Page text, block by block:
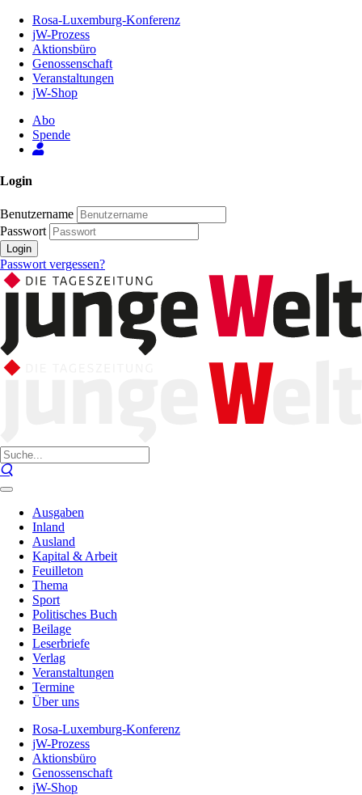
Inhalt
Seite
Rosa-Luxemburg-Konferenz
jW-Prozess
Aktionsbüro
Genossenschaft
Veranstaltungen
jW-Shop
Abo
Spende
Login
Benutzername
Passwort
Login
Passwort vergessen?
Ausgaben
Inland
Ausland
Kapital & Arbeit
Feuilleton
Thema
Sport
Politisches Buch
Beilage
Leserbriefe
Verlag
Veranstaltungen
Termine
Über uns
Rosa-Luxemburg-Konferenz
jW-Prozess
Aktionsbüro
Genossenschaft
jW-Shop